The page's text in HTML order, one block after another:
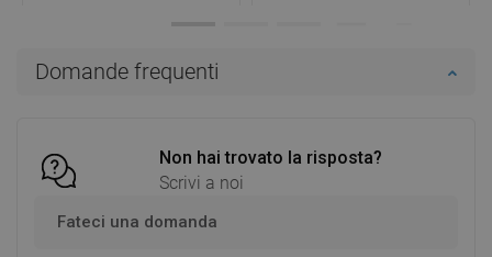
Domande frequenti
Non hai trovato la risposta?
Scrivi a noi
Fateci una domanda